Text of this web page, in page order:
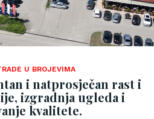
U BROJEVIMA
i natprosječan rast i
izgradnja ugleda i
kvalitete.